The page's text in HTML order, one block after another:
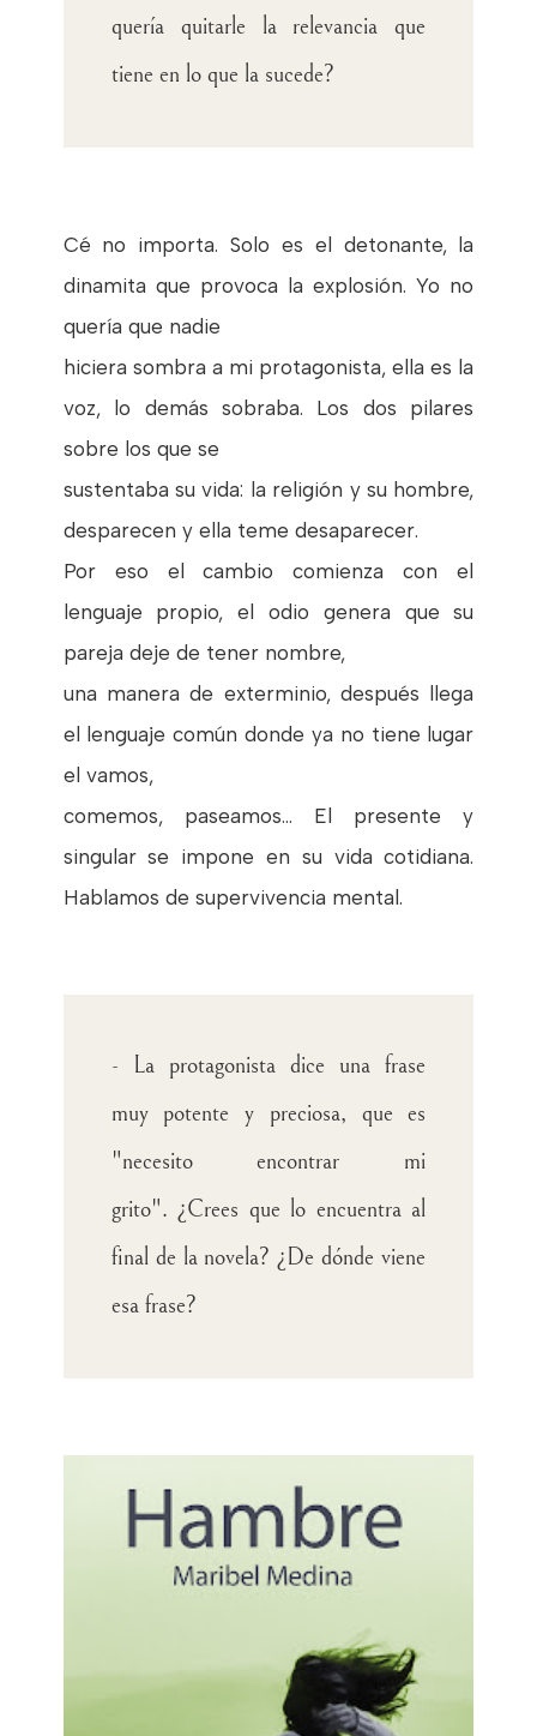
quería quitarle la relevancia que
tiene en lo que la sucede?
Cé no importa. Solo es el detonante, la
dinamita que provoca la explosión. Yo no
quería que nadie
hiciera sombra a mi protagonista, ella es la
voz, lo demás sobraba. Los dos pilares
sobre los que se
sustentaba su vida: la religión y su hombre,
desparecen y ella teme desaparecer.
Por eso el cambio comienza con el
lenguaje propio, el odio genera que su
pareja deje de tener nombre,
una manera de exterminio, después llega
el lenguaje común donde ya no tiene lugar
el vamos,
comemos, paseamos… El presente y
singular se impone en su vida cotidiana.
Hablamos de supervivencia mental.
- La protagonista dice una frase
muy potente y preciosa, que es
"necesito encontrar mi
grito".¿Crees que lo encuentra al
final de la novela? ¿De dónde viene
esa frase?